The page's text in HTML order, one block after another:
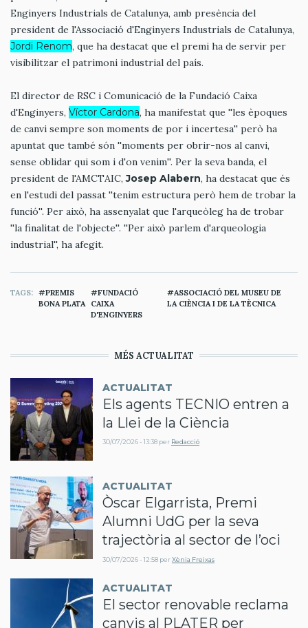
Enginyers Industrials de Catalunya, amb presència del
president de l'Associació d'Enginyers Industrials de Catalunya,
Jordi Renom, que ha destacat que el premi ha de servir per
visibilitzar el patrimoni industrial del país.
El director de RSC i Comunicació de la Fundació Caixa
d'Enginyers, Víctor Cardona, ha manifestat que ''les èpoques
de canvi sempre son moments de por i incertesa'' però ha
apuntat que també són ''moments per obrir-nos al canvi,
sense oblidar qui som i d'on venim''. Per la seva banda, el
president de l'AMCTAIC,Josep Alabern, ha destacat que és
en l'estudi del passat ''tenim estructura però hem de trobar la
funció''. Per això, ha assenyalat que l'arqueòleg ha de trobar
''la finalitat de l'objecte''. ''Per això parlem d'arqueologia
industrial'', ha afegit.
TAGS
PREMIS
BONA PLATA
FUNDACIÓ
CAIXA
D'ENGINYERS
ASSOCIACIÓ DEL MUSEU DE
LA CIÈNCIA I DE LA TÈCNICA
MÉS ACTUALITAT
ACTUALITAT
Els agents TECNIO entren a
la Llei de la Ciència
30/07/2026 - 13:38 per Redacció
ACTUALITAT
Òscar Elgarrista, Premi
Alumni UdG per la seva
trajectòria al sector de l’oci
30/07/2026 - 12:58 perXènia Freixas
ACTUALITAT
El sector renovable reclama
canvis al PLATER per